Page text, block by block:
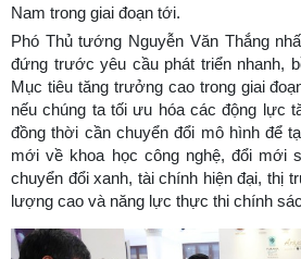
Nam trong giai đoạn tới.
Phó Thủ tướng Nguyễn Văn Thắng
đứng trước yêu cầu phát triển nhanh,
Mục tiêu tăng trưởng cao trong giai
nếu chúng ta tối ưu hóa các động lực
đồng thời cần chuyển đổi mô hình để
mới về khoa học công nghệ, đổi mới
chuyển đổi xanh, tài chính hiện đại, thị
lượng cao và năng lực thực thi chính